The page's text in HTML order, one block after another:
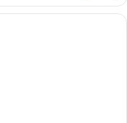
Suite (Corner) | Minibar, safe på